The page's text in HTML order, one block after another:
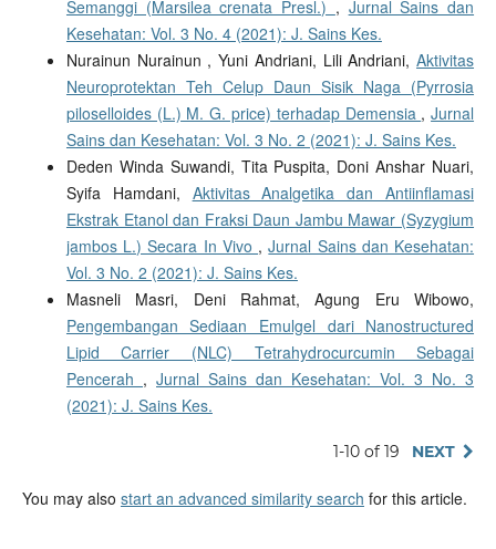
Semanggi (Marsilea crenata Presl.) , Jurnal Sains dan
Kesehatan: Vol. 3 No. 4 (2021): J. Sains Kes.
Nurainun Nurainun , Yuni Andriani, Lili Andriani,Aktivitas
Neuroprotektan Teh Celup Daun Sisik Naga (Pyrrosia
piloselloides (L.) M. G. price) terhadap Demensia ,Jurnal
Sains dan Kesehatan: Vol. 3 No. 2 (2021): J. Sains Kes.
Deden Winda Suwandi, Tita Puspita, Doni Anshar Nuari,
Syifa Hamdani, Aktivitas Analgetika dan Antiinflamasi
Ekstrak Etanol dan Fraksi Daun Jambu Mawar (Syzygium
jambos L.) Secara In Vivo ,Jurnal Sains dan Kesehatan:
Vol. 3 No. 2 (2021): J. Sains Kes.
Masneli Masri, Deni Rahmat, Agung Eru Wibowo,
Pengembangan Sediaan Emulgel dari Nanostructured
Lipid Carrier (NLC) Tetrahydrocurcumin Sebagai
Pencerah , Jurnal Sains dan Kesehatan: Vol. 3 No. 3
(2021): J. Sains Kes.
1-10 of 19 NEXT
You may also start an advanced similarity search for this article.